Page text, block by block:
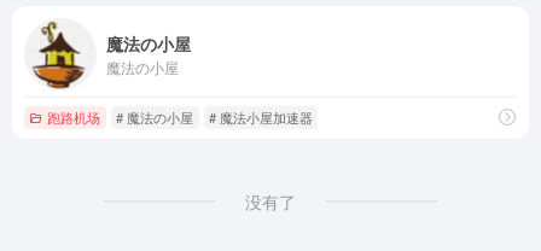
魔法の小屋
魔法の小屋
跑路机场 # 魔法の小屋 # 魔法小屋加速器
没有了